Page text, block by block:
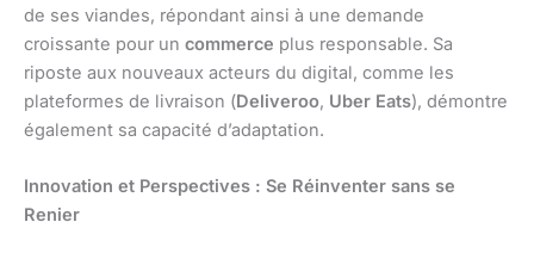
de ses viandes, répondant ainsi à une demande
croissante pour un commerce plus responsable. Sa
riposte aux nouveaux acteurs du digital, comme les
plateformes de livraison (Deliveroo, Uber Eats), démontre
également sa capacité d’adaptation.
Innovation et Perspectives : Se Réinventer sans se
Renier